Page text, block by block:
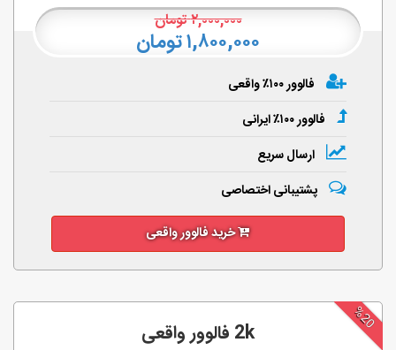
۲,۰۰۰,۰۰۰تومان
۱,۸۰۰,۰۰۰ تومان
فالوور ۱۰۰٪ واقعی
فالوور ۱۰۰٪ ایرانی
ارسال سریع
پشتیبانی اختصاصی
خرید فالوور واقعی
%20
2k فالوور واقعی